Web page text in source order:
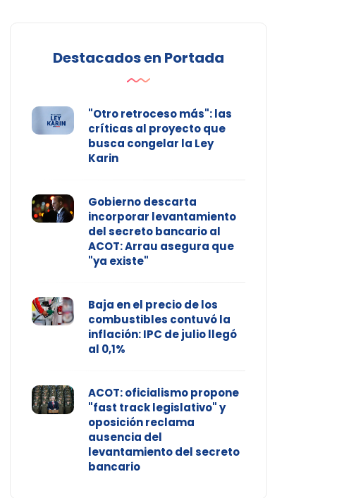
Destacados en Portada
"Otro retroceso más": las
críticas al proyecto que
busca congelar la Ley
Karin
Gobierno descarta
incorporar levantamiento
del secreto bancario al
ACOT: Arrau asegura que
"ya existe"
Baja en el precio de los
combustibles contuvó la
inflación: IPC de julio llegó
al 0,1%
ACOT: oficialismo propone
"fast track legislativo" y
oposición reclama
ausencia del
levantamiento del secreto
bancario